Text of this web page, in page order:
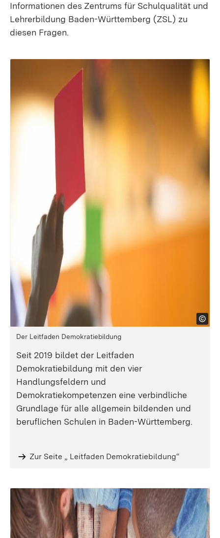
Informationen des Zentrums für Schulqualität und
Lehrerbildung Baden-Württemberg (ZSL) zu
diesen Fragen.
Der Leitfaden Demokratiebildung
Seit 2019 bildet der Leitfaden
Demokratiebildung mit den vier
Handlungsfeldern und
Demokratiekompetenzen eine verbindliche
Grundlage für alle allgemein bildenden und
beruflichen Schulen in Baden-Württemberg.
Zur Seite „ Leitfaden Demokratiebildung“